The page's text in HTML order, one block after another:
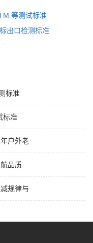
等测试标准
出口检测标准
标准
标准
户外老
品质
规律与